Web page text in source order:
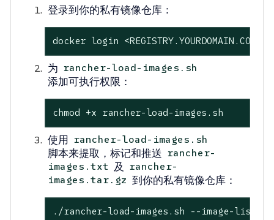
登录到你的私有镜像仓库：
docker login
为 rancher-load-images.sh
添加可执行权限：
chmod +x rancher-load-images.sh
使用 rancher-load-images.sh
脚本来提取，标记和推送 rancher-
images.txt 及 rancher-
images.tar.gz 到你的私有镜像仓库：
./rancher-load-images.sh --image-list ./